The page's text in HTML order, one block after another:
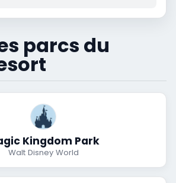
parcs du
Kingdom Park
Walt Disney World